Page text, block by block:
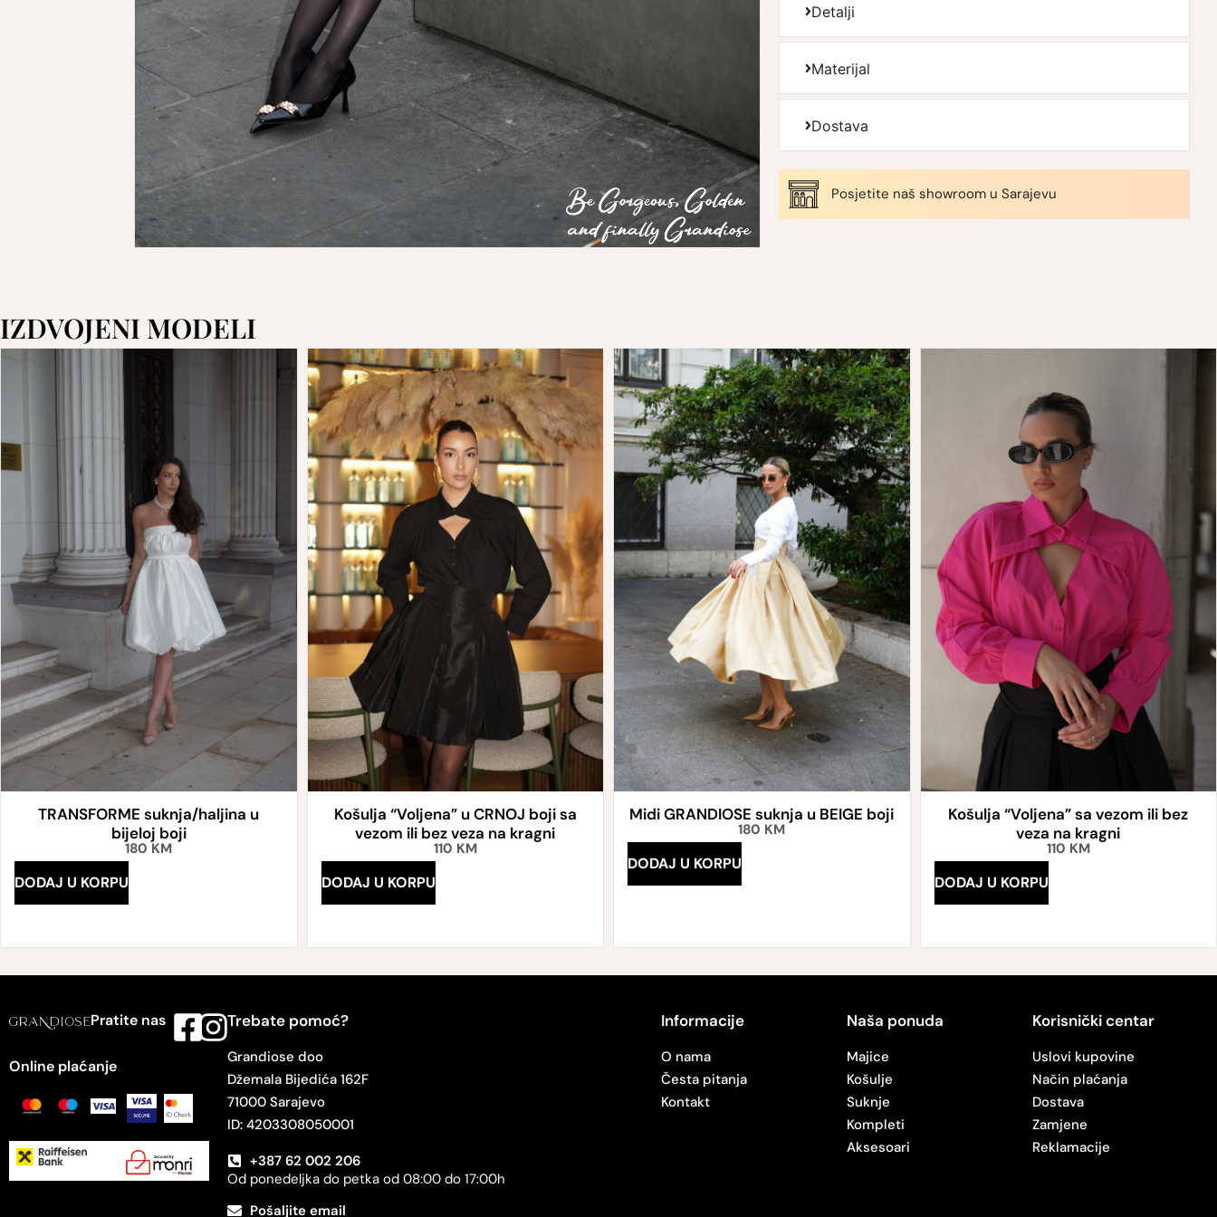
Detalji
Materijal
Dostava
Posjetite naš showroom u Sarajevu
IZDVOJENI MODELI
TRANSFORME suknja/haljina u
bijeloj boji
180 KM
DODAJ U KORPU
Košulja “Voljena” u CRNOJ boji sa
vezom ili bez veza na kragni
110 KM
DODAJ U KORPU
Midi GRANDIOSE suknja u BEIGE boji
180 KM
DODAJ U KORPU
Košulja “Voljena” sa vezom ili bez
veza na kragni
110 KM
DODAJ U KORPU
Pratite nas
Online plaćanje
Trebate pomoć?
Grandiose doo
Džemala Bijedića 162F
71000 Sarajevo
ID: 4203308050001
+387 62 002 206
Od ponedeljka do petka od 08:00 do 17:00h
Pošaljite email
Informacije
O nama
Česta pitanja
Kontakt
Naša ponuda
Majice
Košulje
Suknje
Kompleti
Aksesoari
Korisnički centar
Uslovi kupovine
Način plaćanja
Dostava
Zamjene
Reklamacije